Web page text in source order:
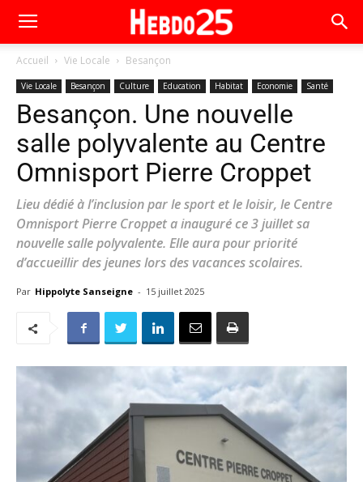
Accueil Vie Locale Besançon
Vie Locale Besançon Culture Education Habitat Economie Santé
Besançon. Une nouvelle
salle polyvalente au Centre
Omnisport Pierre Croppet
Lieu dédié à l’inclusion par le sport et le loisir, le Centre
Omnisport Pierre Croppet a inauguré ce 3 juillet sa
nouvelle salle polyvalente. Elle aura pour priorité
d’accueillir des jeunes lors des vacances scolaires.
Par Hippolyte Sanseigne - 15 juillet 2025